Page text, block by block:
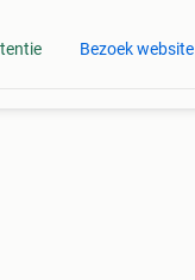
Bezoek website